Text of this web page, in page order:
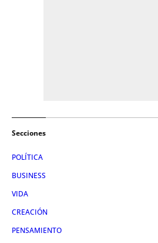
Secciones
POLÍTICA
BUSINESS
VIDA
CREACIÓN
PENSAMIENTO